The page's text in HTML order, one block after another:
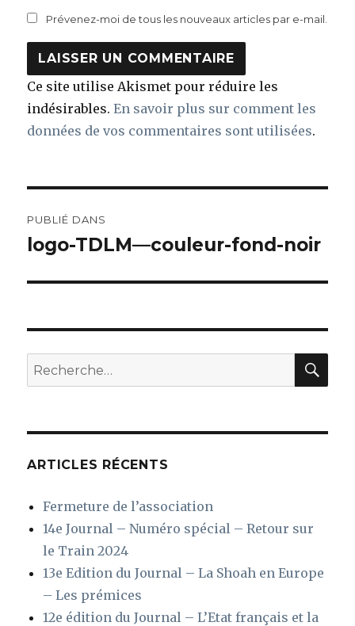
Prévenez-moi de tous les nouveaux articles par e-mail.
Ce site utilise Akismet pour réduire les
indésirables.En savoir plus sur comment les
données de vos commentaires sont utilisées.
de
PUBLIÉ DANS
logo-TDLM—couleur-fond-noir
Recherche
pour
ARTICLES RÉCENTS
Fermeture de l’association
14e Journal – Numéro spécial – Retour sur
le Train 2024
13e Edition du Journal – La Shoah en Europe
– Les prémices
12e édition du Journal – L’Etat français et la